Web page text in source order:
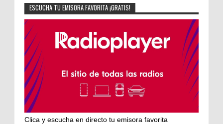
ESCUCHA TU EMISORA FAVORITA ¡GRATIS!
Clica y escucha en directo tu emisora favorita